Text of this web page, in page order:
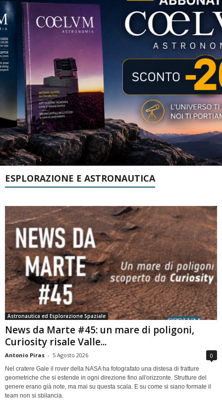
ESPLORAZIONE E ASTRONAUTICA
Astronautica ed Esplorazione Spaziale
News da Marte #45: un mare di poligoni,
Curiosity risale Valle...
Antonio Piras - 5 Agosto 2026 0
Nel cratere Gale il rover della NASA ha fotografato una distesa di fratture
geometriche che si estende in ogni direzione fino all'orizzonte. Strutture del
genere erano già note, ma mai su questa scala. E su come si siano formate il
team non si sbilancia.